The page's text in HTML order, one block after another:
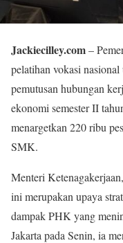
Jackiecilley.com–
pelatihan vokasi
pemutusan hubungan
ekonomi semester II
menargetkan 220 ribu
SMK.
Menteri
ini merupakan upaya
dampak PHK yang
Jakarta pada Senin, ia